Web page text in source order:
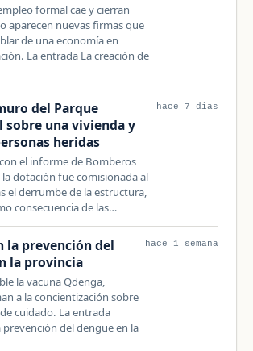
formal cae y cierran
aparecen nuevas firmas que
de una economía en
La entrada La creación de
del Parque
una vivienda y
heridas
el informe de Bomberos
dotación fue comisionada al
el derrumbe de la estructura,
consecuencia de las…
hace 7 días
la prevención del
la provincia
la vacuna Qdenga,
a la concientización sobre
cuidado. La entrada
prevención del dengue en la
hace 1 semana